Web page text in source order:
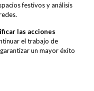
festivos y análisis
las acciones
el trabajo de
un mayor éxito